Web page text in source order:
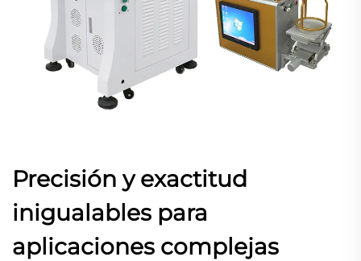
Precisión y exactitud
inigualables para
aplicaciones complejas